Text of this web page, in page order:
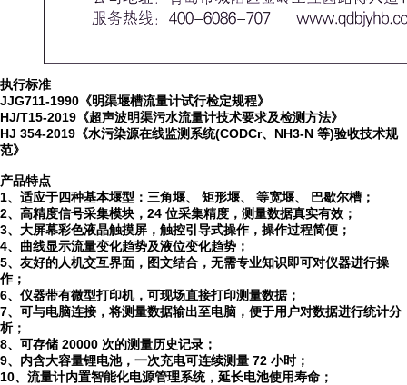
执行标准
JJG711-1990《明渠堰槽流量计试行检定规程》
HJ/T15-2019《超声波明渠污水流量计技术要求及检测方法》
HJ 354-2019《水污染源在线监测系统(CODCr、NH3-N 等)验收技术规
范》
产品特点
1、 适应于四种基本堰型：三角堰、 矩形堰、 等宽堰、
巴歇尔槽；
2、 高精度信号采集模块， 24 位采集精度，测量数据真实有效；
3、 大屏幕彩色液晶触摸屏，触控引导式操作，操作过程简便；
4、 曲线显示流量变化趋势及液位变化趋势；
5、 友好的人机交互界面，图文结合，无需专业知识即可对仪器进行操
作；
6、 仪器带有微型打印机，可现场直接打印测量数据；
7、 可与电脑连接，将测量数据输出至电脑，便于用户对数据进行统计分
析；
8、 可存储 20000 次的测量历史记录；
9、 内含大容量锂电池，一次充电可连续测量 72 小时；
10、 流量计内置智能化电源管理系统，延长电池使用寿命；